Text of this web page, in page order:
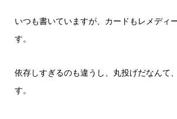
いつも書いていますが、カードもレメディ
す。
依存しすぎるのも違うし、丸投げだなんて
す。